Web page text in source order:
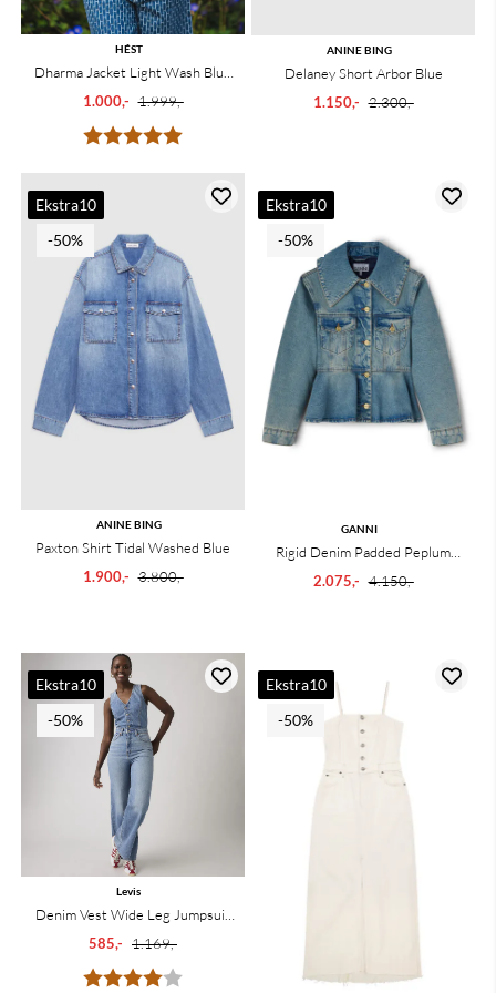
Karakter:
HÉST
Dharma Jacket Light Wash Blue
Denim
1.000,- 1.999,-
ANINE BING
Delaney Short Arbor Blue
1.150,- 2.300,-
Ekstra10
-50%
ANINE BING
Paxton Shirt Tidal Washed Blue
1.900,- 3.800,-
Ekstra10
-50%
GANNI
Rigid Denim Padded Peplum
Jacket Mid Blue Vintage ...
2.075,- 4.150,-
Ekstra10
-50%
Karakter:
Levis
Denim Vest Wide Leg Jumpsuit
Own It
585,- 1.169,-
Ekstra10
-50%